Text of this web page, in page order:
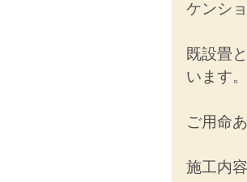
ケンシ
既設畳
います。
ご用命
施工内